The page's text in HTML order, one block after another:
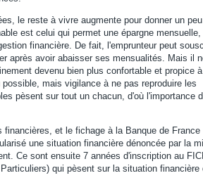
le reste à vivre augmente pour donner un
est celui qui permet une épargne mensuelle,
financière. De fait, l'emprunteur peut
après avoir abaisser ses mensualités. Mais il
devenu bien plus confortable et propice
mais vigilance à ne pas reproduire les
pèsent sur tout un chacun, d'où l'importance
et le fichage à la Banque de France
une situation financière dénoncée par la
Ce sont ensuite 7 années d'inscription au
qui pèsent sur la situation financière